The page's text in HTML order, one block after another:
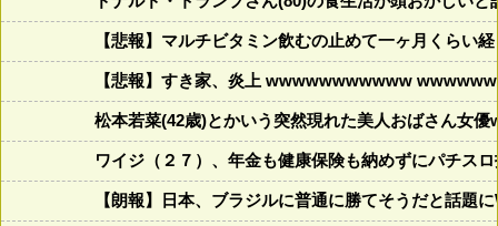
【悲報】マルチビタミン飲むの止めて一ヶ月くらい
【悲報】すき家、炎上 wwwwwwwwwww
松本若菜(42歳)とかいう突然現れた美人おばさん女優
ワイジ（２７）、年金も健康保険も納めずにパチス
【朗報】日本、ブラジルに普通に勝てそうだと話題